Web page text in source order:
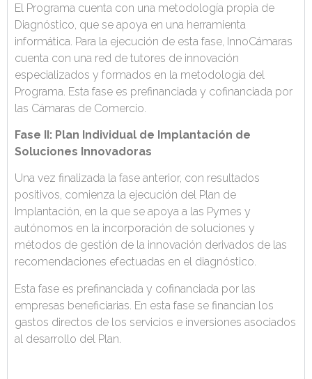
El Programa cuenta con una metodología propia de
Diagnóstico, que se apoya en una herramienta
informática. Para la ejecución de esta fase, InnoCámaras
cuenta con una red de tutores de innovación
especializados y formados en la metodología del
Programa. Esta fase es prefinanciada y cofinanciada por
las Cámaras de Comercio.​
​​​​​Fase II: Plan Individual de Implantación de
Soluciones Innovadoras
Una vez finalizada la fase anterior, con resultados
positivos, comienza la ejecución del Plan de
Implantación, en la que se apoya a las Pymes y
autónomos en la incorporación de soluciones y
métodos de gestión de la innovación derivados de las
recomendaciones efectuadas en el diagnóstico.
Esta fase es prefinanciada y cofinanciada por las
empresas beneficiarias. En esta fase se financian los
gastos directos de los servicios e inversiones asociados
al desarrollo del Plan.​​